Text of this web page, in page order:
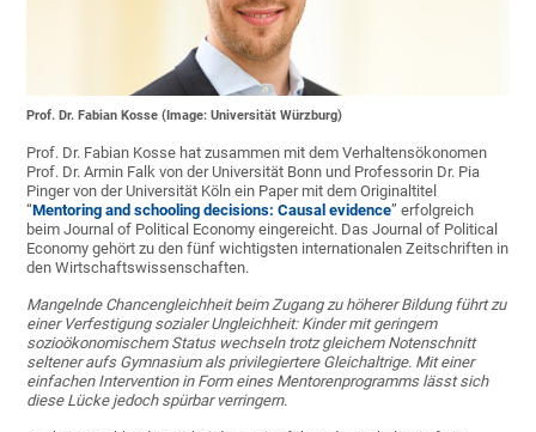
Prof. Dr. Fabian Kosse (Image: Universität Würzburg)
Prof. Dr. Fabian Kosse hat zusammen mit dem Verhaltensökonomen
Prof. Dr. Armin Falk von der Universität Bonn und Professorin Dr. Pia
Pinger von der Universität Köln ein Paper mit dem Originaltitel
“Mentoring and schooling decisions: Causal evidence” erfolgreich
beim Journal of Political Economy eingereicht. Das Journal of Political
Economy gehört zu den fünf wichtigsten internationalen Zeitschriften in
den Wirtschaftswissenschaften.
Mangelnde Chancengleichheit beim Zugang zu höherer Bildung führt zu
einer Verfestigung sozialer Ungleichheit: Kinder mit geringem
sozioökonomischem Status wechseln trotz gleichem Notenschnitt
seltener aufs Gymnasium als privilegiertere Gleichaltrige. Mit einer
einfachen Intervention in Form eines Mentorenprogramms lässt sich
diese Lücke jedoch spürbar verringern.